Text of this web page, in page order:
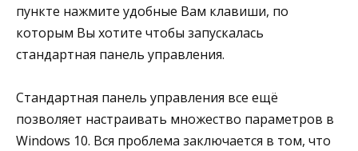
пункте нажмите удобные Вам клавиши, по
которым Вы хотите чтобы запускалась
стандартная панель управления.
Стандартная панель управления все ещё
позволяет настраивать множество параметров в
Windows 10. Вся проблема заключается в том, что